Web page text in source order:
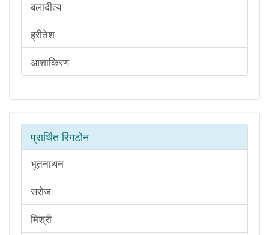
बलादीत्य
ह्रीतेश
आशाकिरण
प्रार्थित रिंगटोन
भूतनाथन
सरोज
मिश्री